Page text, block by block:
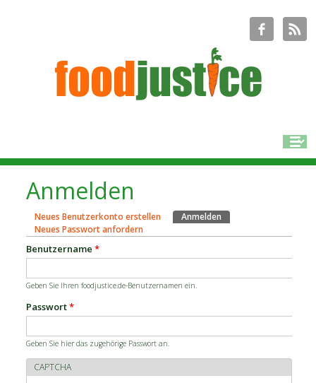
Anmelden
Haupt-Reiter
Neues Benutzerkonto erstellen Anmelden (aktiver Reiter)
Neues Passwort anfordern
Benutzername*
Geben Sie Ihren foodjustice.de-Benutzernamen ein.
Passwort*
Geben Sie hier das zugehörige Passwort an.
CAPTCHA